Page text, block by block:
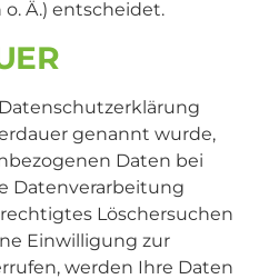
o. Ä.) entscheidet.
genannt wurde,
Daten bei
Datenverarbeitung
Löschersuchen
Einwilligung zur
werden Ihre Daten